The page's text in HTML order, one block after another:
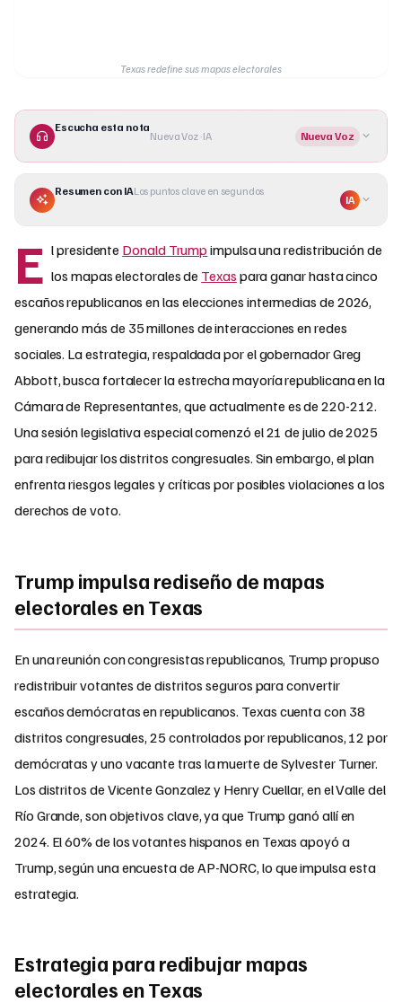
Texas redefine sus mapas electorales
Escucha esta nota
Nueva Voz · IA Nueva Voz
Resumen con IALos puntos clave en segundos
IA
E l presidente Donald Trump impulsa una redistribución de
los mapas electorales de Texas para ganar hasta cinco
escaños republicanos en las elecciones intermedias de 2026,
generando más de 35 millones de interacciones en redes
sociales. La estrategia, respaldada por el gobernador Greg
Abbott, busca fortalecer la estrecha mayoría republicana en la
Cámara de Representantes, que actualmente es de 220-212.
Una sesión legislativa especial comenzó el 21 de julio de 2025
para redibujar los distritos congresuales. Sin embargo, el plan
enfrenta riesgos legales y críticas por posibles violaciones a los
derechos de voto.
Trump impulsa rediseño de mapas
electorales en Texas
En una reunión con congresistas republicanos, Trump propuso
redistribuir votantes de distritos seguros para convertir
escaños demócratas en republicanos. Texas cuenta con 38
distritos congresuales, 25 controlados por republicanos, 12 por
demócratas y uno vacante tras la muerte de Sylvester Turner.
Los distritos de Vicente Gonzalez y Henry Cuellar, en el Valle del
Río Grande, son objetivos clave, ya que Trump ganó allí en
2024. El 60% de los votantes hispanos en Texas apoyó a
Trump, según una encuesta de AP-NORC, lo que impulsa esta
estrategia.
Estrategia para redibujar mapas
electorales en Texas